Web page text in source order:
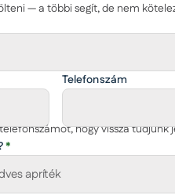
— a többi segít, de nem
Telefonszám
hogy vissza tudjunk
*